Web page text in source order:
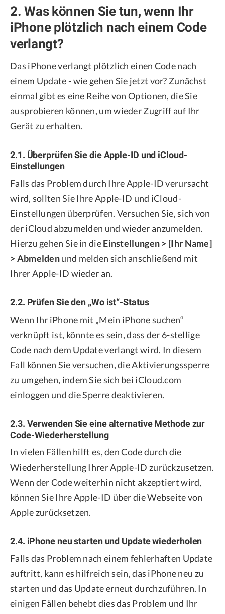
2. Was können Sie tun, wenn Ihr
iPhone plötzlich nach einem Code
verlangt?
Das iPhone verlangt plötzlich einen Code nach
einem Update - wie gehen Sie jetzt vor? Zunächst
einmal gibt es eine Reihe von Optionen, die Sie
ausprobieren können, um wieder Zugriff auf Ihr
Gerät zu erhalten.
2.1. Überprüfen Sie die Apple-ID und iCloud-
Einstellungen
Falls das Problem durch Ihre Apple-ID verursacht
wird, sollten Sie Ihre Apple-ID und iCloud-
Einstellungen überprüfen. Versuchen Sie, sich von
der iCloud abzumelden und wieder anzumelden.
Hierzu gehen Sie in dieEinstellungen > [Ihr Name]
> Abmeldenund melden sich anschließend mit
Ihrer Apple-ID wieder an.
2.2. Prüfen Sie den „Wo ist“-Status
Wenn Ihr iPhone mit „Mein iPhone suchen“
verknüpft ist, könnte es sein, dass der 6-stellige
Code nach dem Update verlangt wird. In diesem
Fall können Sie versuchen, die Aktivierungssperre
zu umgehen, indem Sie sich bei iCloud.com
einloggen und die Sperre deaktivieren.
2.3. Verwenden Sie eine alternative Methode zur
Code-Wiederherstellung
In vielen Fällen hilft es, den Code durch die
Wiederherstellung Ihrer Apple-ID zurückzusetzen.
Wenn der Code weiterhin nicht akzeptiert wird,
können Sie Ihre Apple-ID über die Webseite von
Apple zurücksetzen.
2.4. iPhone neu starten und Update wiederholen
Falls das Problem nach einem fehlerhaften Update
auftritt, kann es hilfreich sein, das iPhone neu zu
starten und das Update erneut durchzuführen. In
einigen Fällen behebt dies das Problem und Ihr